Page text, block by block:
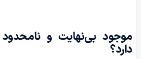
موجود بی‌نهایت و
دارد؟